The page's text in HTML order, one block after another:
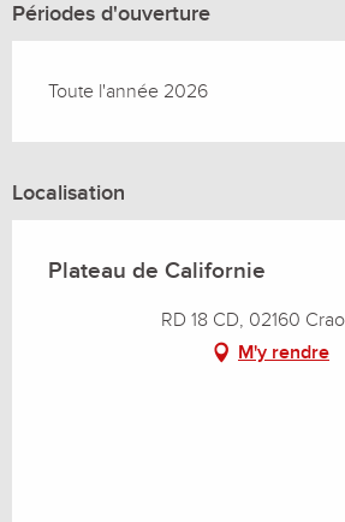
Périodes d'ouverture
Toute l'année 2026
Localisation
Plateau de Californie
RD 18 CD, 02160
M'y rendre